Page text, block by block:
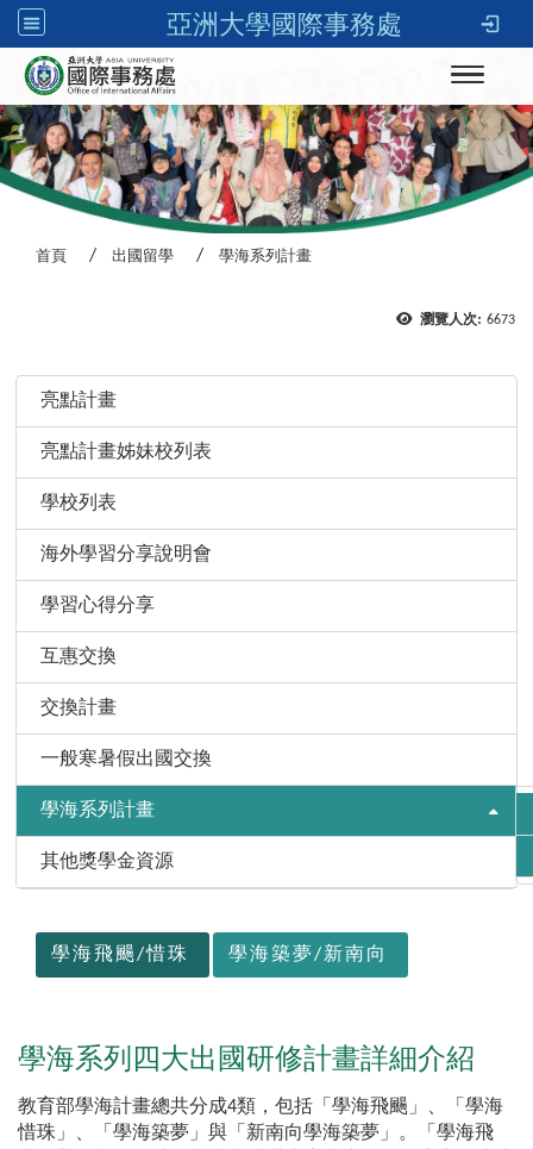
亞洲大學國際事務處
Toggle
首頁 出國留學 學海系列計畫
瀏覽人次: 6673
亮點計畫
亮點計畫姊妹校列表
學校列表
海外學習分享說明會
學習心得分享
互惠交換
交換計畫
一般寒暑假出國交換
學海系列計畫
其他獎學金資源
學海飛颺/惜珠 學海築夢/新南向
學海系列四大出國研修計畫詳細介紹
教育部學海計畫總共分成4類，包括「學海飛颺」、「學海
惜珠」、「學海築夢」與「新南向學海築夢」。「學海飛